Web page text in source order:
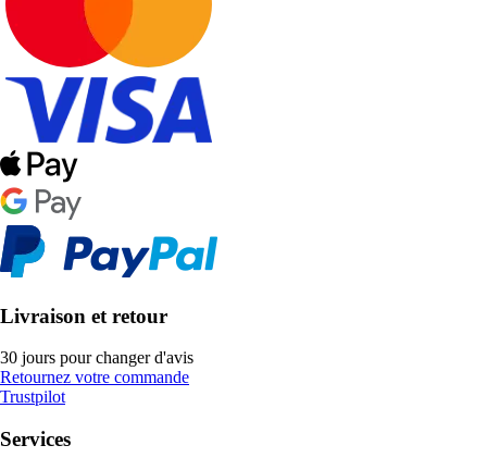
Livraison et retour
30 jours pour changer d'avis
Retournez votre commande
Trustpilot
Services